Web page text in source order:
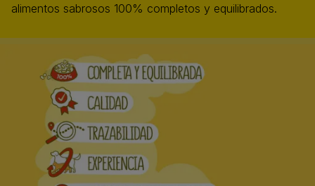
Descubre la gama
alimentos sabrosos 100% completos y equilibrados.​